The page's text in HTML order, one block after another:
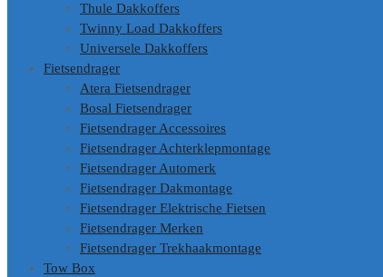
Thule Dakkoffers
Twinny Load Dakkoffers
Universele Dakkoffers
Fietsendrager
Atera Fietsendrager
Bosal Fietsendrager
Fietsendrager Accessoires
Fietsendrager Achterklepmontage
Fietsendrager Automerk
Fietsendrager Dakmontage
Fietsendrager Elektrische Fietsen
Fietsendrager Merken
Fietsendrager Trekhaakmontage
Tow Box